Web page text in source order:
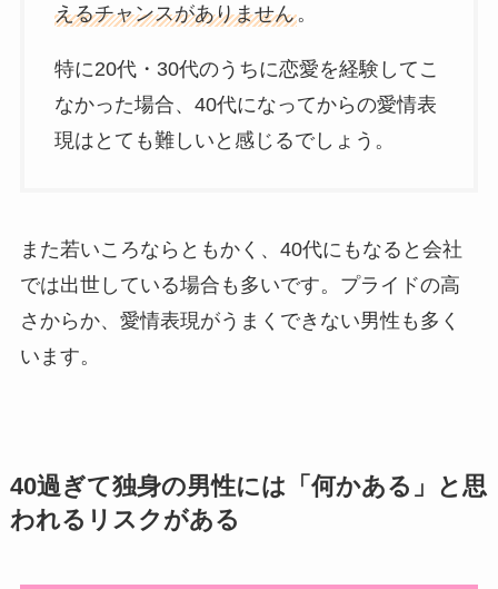
えるチャンスがありません。
特に20代・30代のうちに恋愛を経験してこ
なかった場合、40代になってからの愛情表
現はとても難しいと感じるでしょう。
また若いころならともかく、40代にもなると会社
では出世している場合も多いです。プライドの高
さからか、愛情表現がうまくできない男性も多く
います。
40過ぎて独身の男性には「何かある」と思
われるリスクがある